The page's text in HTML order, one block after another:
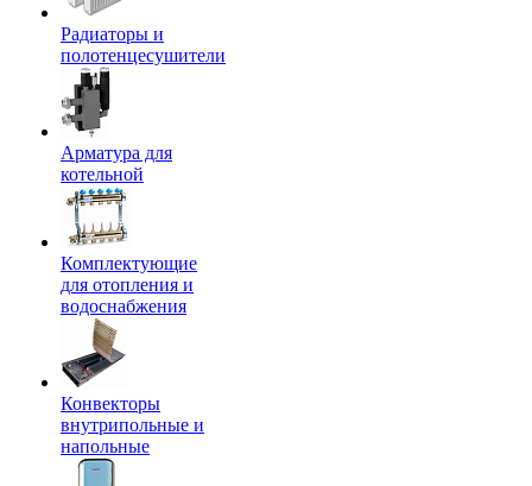
Радиаторы и
полотенцесушители
Арматура для
котельной
Комплектующие
для отопления и
водоснабжения
Конвекторы
внутрипольные и
напольные